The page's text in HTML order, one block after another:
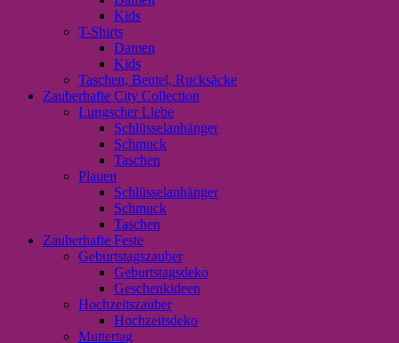
Kids
T-Shirts
Damen
Kids
Taschen, Beutel, Rucksäcke
Zauberhafte City Collection
Lungscher Liebe
Schlüsselanhänger
Schmuck
Taschen
Plauen
Schlüsselanhänger
Schmuck
Taschen
Zauberhafte Feste
Geburtstagszauber
Geburtstagsdeko
Geschenkideen
Hochzeitszauber
Hochzeitsdeko
Muttertag